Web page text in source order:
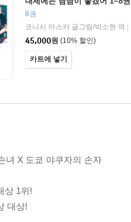
8권
코니시 아스카 글그림/박소현 역
45,000원 (10% 할인)
카트에 넣기
녀 X 도쿄 야쿠자의 손자
상 1위!
대상!